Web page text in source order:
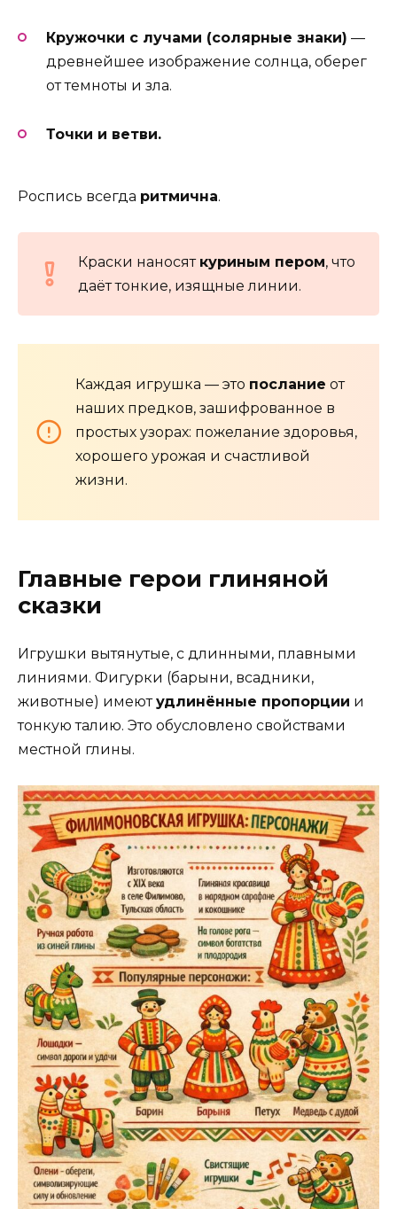
Кружочки с лучами (солярные знаки) —
древнейшее изображение солнца, оберег
от темноты и зла.
Точки и ветви.
Роспись всегда ритмична.
Краски наносят куриным пером, что
даёт тонкие, изящные линии.
Каждая игрушка — это послание от
наших предков, зашифрованное в
простых узорах: пожелание здоровья,
хорошего урожая и счастливой
жизни.
Главные герои глиняной
сказки
Игрушки вытянутые, с длинными, плавными
линиями. Фигурки (барыни, всадники,
животные) имеютудлинённые пропорции и
тонкую талию. Это обусловлено свойствами
местной глины.